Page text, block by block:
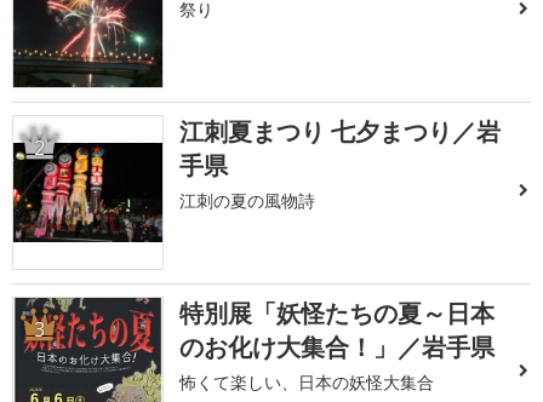
祭り
2
江刺夏まつり 七夕まつり／岩
手県
江刺の夏の風物詩
3
特別展「妖怪たちの夏～日本
のお化け大集合！」／岩手県
怖くて楽しい、日本の妖怪大集合